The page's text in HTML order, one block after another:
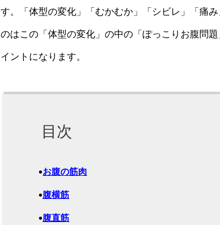
す。「体型の変化」「むかむか」「シビレ」「痛
のはこの「体型の変化」の中の「ぽっこりお腹問
イントになります。
目次
お腹の筋肉
腹横筋
腹直筋